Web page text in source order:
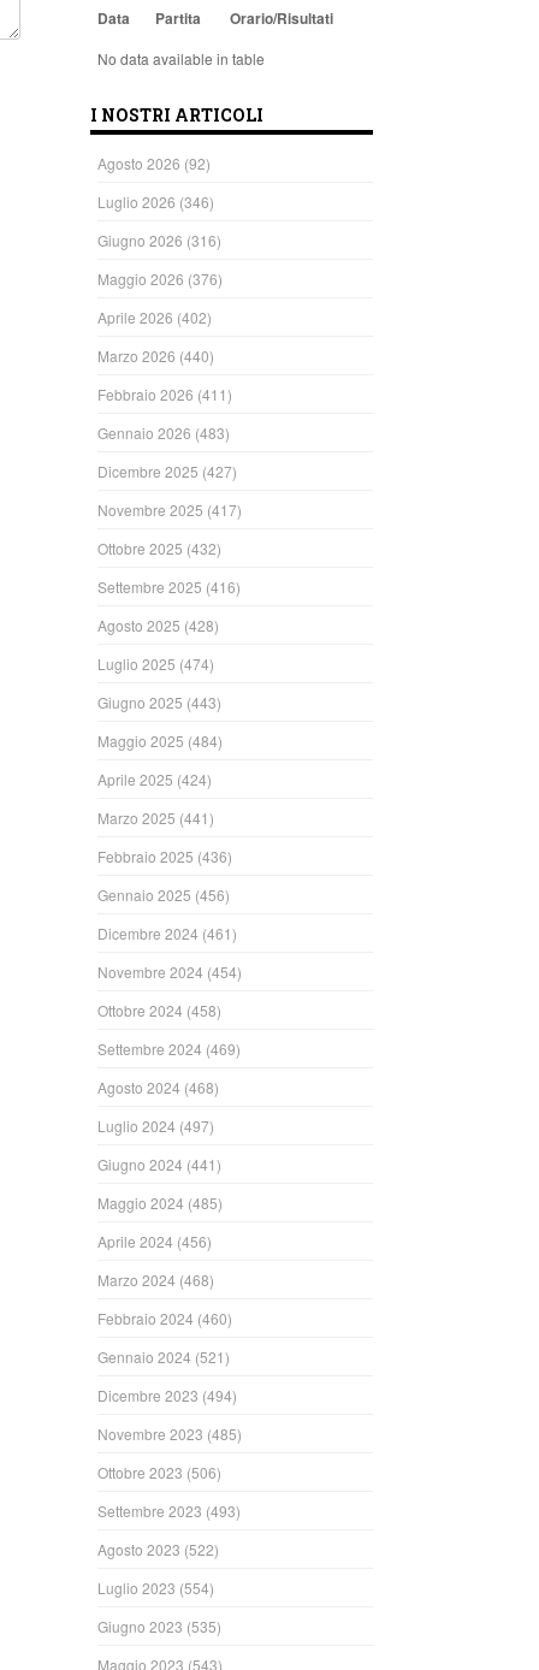
Data Partita Orario/Risultati
No data available in table
I NOSTRI ARTICOLI
Agosto 2026 (92)
Luglio 2026 (346)
Giugno 2026 (316)
Maggio 2026 (376)
Aprile 2026 (402)
Marzo 2026 (440)
Febbraio 2026 (411)
Gennaio 2026 (483)
Dicembre 2025 (427)
Novembre 2025 (417)
Ottobre 2025 (432)
Settembre 2025 (416)
Agosto 2025 (428)
Luglio 2025 (474)
Giugno 2025 (443)
Maggio 2025 (484)
Aprile 2025 (424)
Marzo 2025 (441)
Febbraio 2025 (436)
Gennaio 2025 (456)
Dicembre 2024 (461)
Novembre 2024 (454)
Ottobre 2024 (458)
Settembre 2024 (469)
Agosto 2024 (468)
Luglio 2024 (497)
Giugno 2024 (441)
Maggio 2024 (485)
Aprile 2024 (456)
Marzo 2024 (468)
Febbraio 2024 (460)
Gennaio 2024 (521)
Dicembre 2023 (494)
Novembre 2023 (485)
Ottobre 2023 (506)
Settembre 2023 (493)
Agosto 2023 (522)
Luglio 2023 (554)
Giugno 2023 (535)
Maggio 2023 (543)